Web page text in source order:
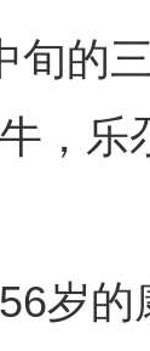
的三
，乐
的康